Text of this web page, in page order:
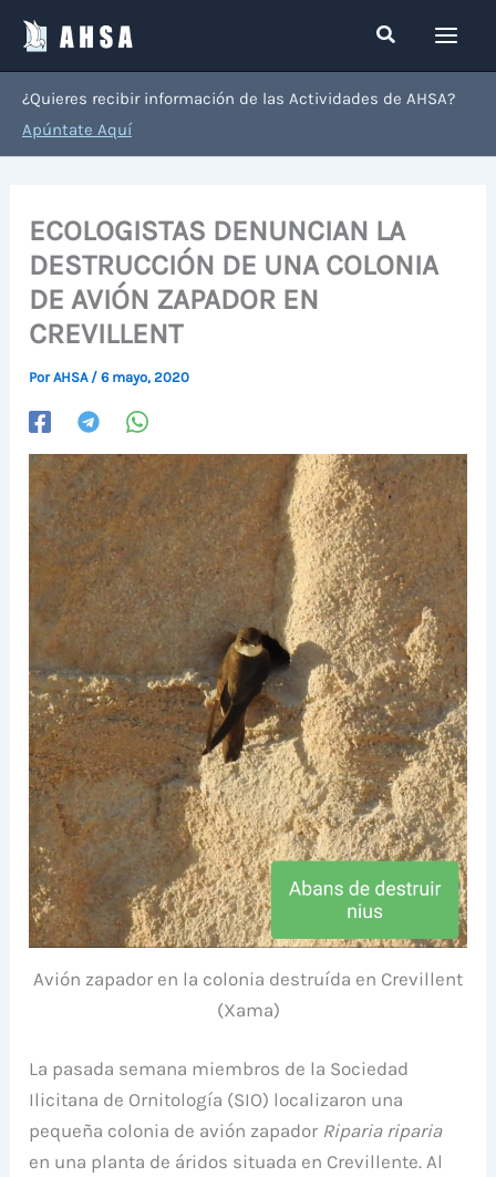
contenido
Buscar
¿Quieres recibir información de las Actividades de AHSA?
Apúntate Aquí
ECOLOGISTAS DENUNCIAN LA
DESTRUCCIÓN DE UNA COLONIA
DE AVIÓN ZAPADOR EN
CREVILLENT
PorAHSA /6 mayo, 2020
Avión zapador en la colonia destruída en Crevillent
(Xama)
La pasada semana miembros de la Sociedad
Ilicitana de Ornitología (SIO) localizaron una
pequeña colonia de avión zapador Riparia riparia
en una planta de áridos situada en Crevillente. Al